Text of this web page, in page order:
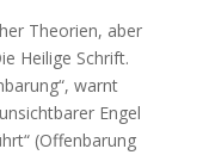
Theorien, aber
Heilige Schrift.
warnt
Engel
(Offenbarung